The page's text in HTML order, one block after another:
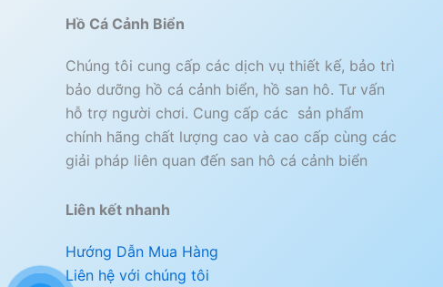
Hồ Cá Cảnh Biển
Chúng tôi cung cấp các dịch vụ thiết kế, bảo trì
bảo dưỡng hồ cá cảnh biển, hồ san hô. Tư vấn
hỗ trợ người chơi. Cung cấp các sản phẩm
chính hãng chất lượng cao và cao cấp cùng các
giải pháp liên quan đến san hô cá cảnh biển
Liên kết nhanh
Hướng Dẫn Mua Hàng
Liên hệ với chúng tôi